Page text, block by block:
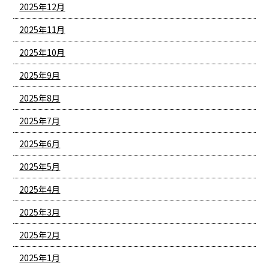
2025年12月
2025年11月
2025年10月
2025年9月
2025年8月
2025年7月
2025年6月
2025年5月
2025年4月
2025年3月
2025年2月
2025年1月